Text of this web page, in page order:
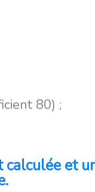
80) ;
et